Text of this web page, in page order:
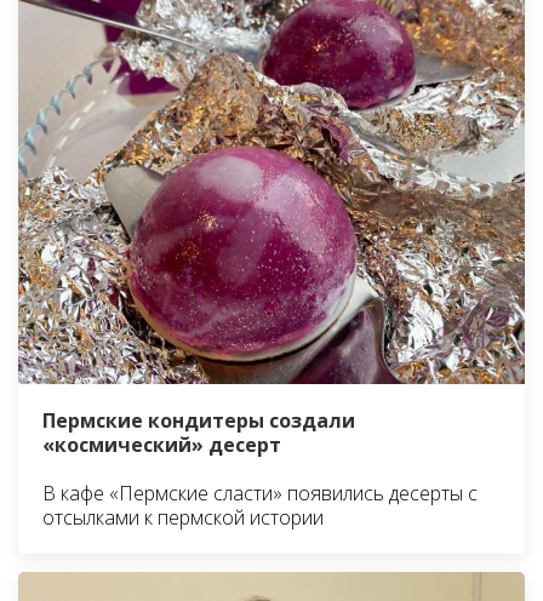
Пермские кондитеры создали
«космический» десерт
В кафе «Пермские сласти» появились десерты с
отсылками к пермской истории